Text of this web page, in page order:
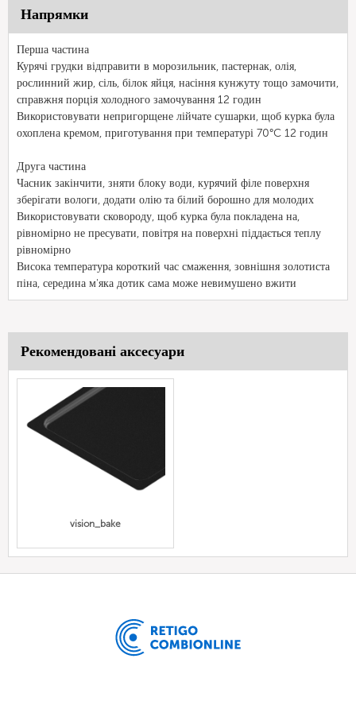
Напрямки
Перша частина
Курячі грудки відправити в морозильник, пастернак, олія,
рослинний жир, сіль, білок яйця, насіння кунжуту тощо замочити,
справжня порція холодного замочування 12 годин
Використовувати непригорщене лійчате сушарки, щоб курка була
охоплена кремом, приготування при температурі 70°C 12 годин
Друга частина
Часник закінчити, зняти блоку води, курячий філе поверхня
зберігати вологи, додати олію та білий борошно для молодих
Використовувати сковороду, щоб курка була покладена на,
рівномірно не пресувати, повітря на поверхні піддається теплу
рівномірно
Висока температура короткий час смаження, зовнішня золотиста
піна, середина м'яка дотик сама може невимушено вжити
Рекомендовані аксесуари
vision_bake